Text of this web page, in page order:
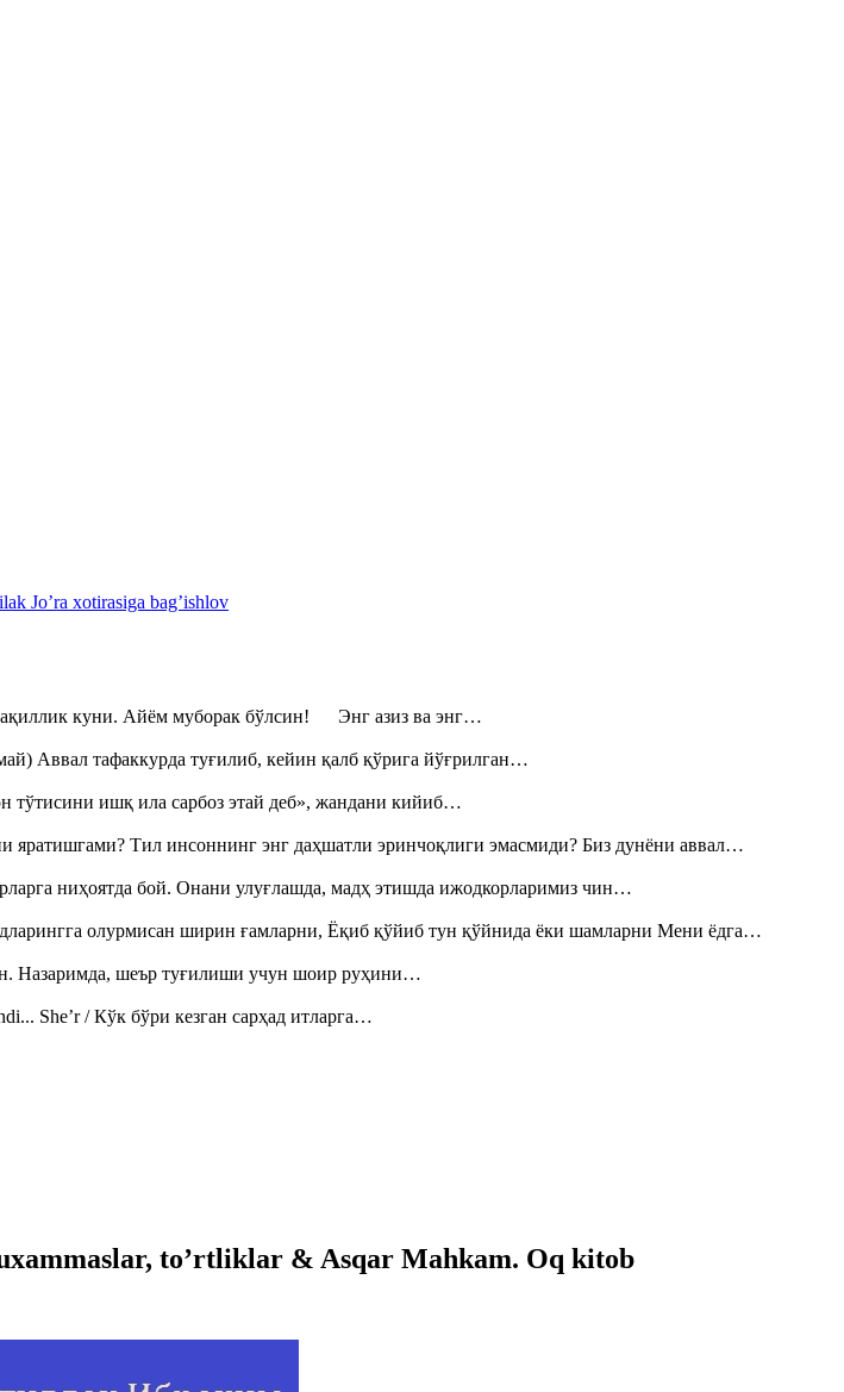
Jo’ra xotirasiga bag’ishlov
куни. Айём муборак бўлсин! Энг азиз ва энг…
Аввал тафаккурда туғилиб, кейин қалб қўрига йўғрилган…
ишқ ила сарбоз этай деб», жандани кийиб…
яратишгами? Тил инсоннинг энг даҳшатли эринчоқлиги эмасмиди? Биз дунёни аввал…
ниҳоятда бой. Онани улуғлашда, мадҳ этишда ижодкорларимиз чин…
олурмисан ширин ғамларни, Ёқиб қўйиб тун қўйнида ёки шамларни Мени ёдга…
Назаримда, шеър туғилиши учун шоир руҳини…
She’r / Кўк бўри кезган сарҳад итларга…
to’rtliklar & Asqar Mahkam. Oq kitob